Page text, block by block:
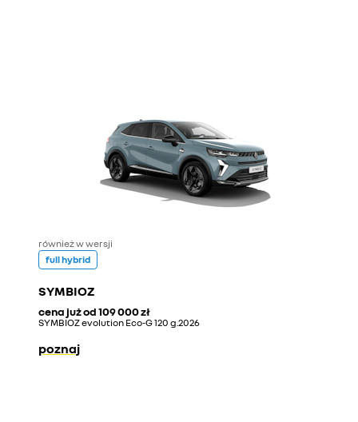
również w wersji
full hybrid
SYMBIOZ
cena już od109 000 zł
SYMBIOZ evolution Eco-G 120 g.2026
poznaj